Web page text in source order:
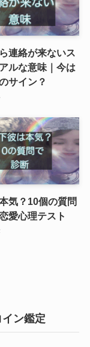
連絡が来ないス
ルな意味｜今は
サイン？
気？10個の質問
愛心理テスト
ン鑑定